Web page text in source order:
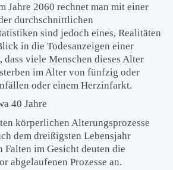
Jahre 2060 rechnet man mit einer
durchschnittlichen
sind jedoch eines, Realitäten
in die Todesanzeigen einer
dass viele Menschen dieses Alter
im Alter von fünfzig oder
oder einem Herzinfarkt.
40 Jahre
körperlichen Alterungsprozesse
dem dreißigsten Lebensjahr
Falten im Gesicht deuten die
abgelaufenen Prozesse an.